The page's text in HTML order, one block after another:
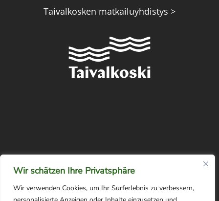
Wir schätzen Ihre Privatsphäre
Wir verwenden Cookies, um Ihr Surferlebnis zu verbessern,
Taivalkosken matkailuyhdistys >